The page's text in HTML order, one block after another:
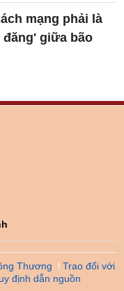
mạng phải là
đăng' giữa bão
Thương
Trao đổi với
định dẫn nguồn